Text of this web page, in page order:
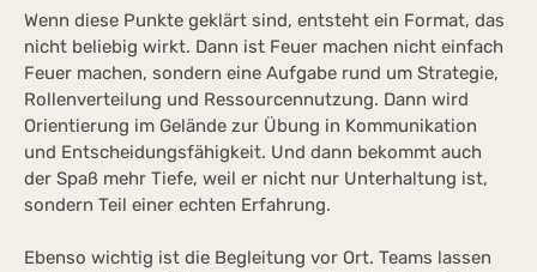
Wenn diese Punkte geklärt sind, entsteht ein Format, das
nicht beliebig wirkt. Dann ist Feuer machen nicht einfach
Feuer machen, sondern eine Aufgabe rund um Strategie,
Rollenverteilung und Ressourcennutzung. Dann wird
Orientierung im Gelände zur Übung in Kommunikation
und Entscheidungsfähigkeit. Und dann bekommt auch
der Spaß mehr Tiefe, weil er nicht nur Unterhaltung ist,
sondern Teil einer echten Erfahrung.
Ebenso wichtig ist die Begleitung vor Ort. Teams lassen